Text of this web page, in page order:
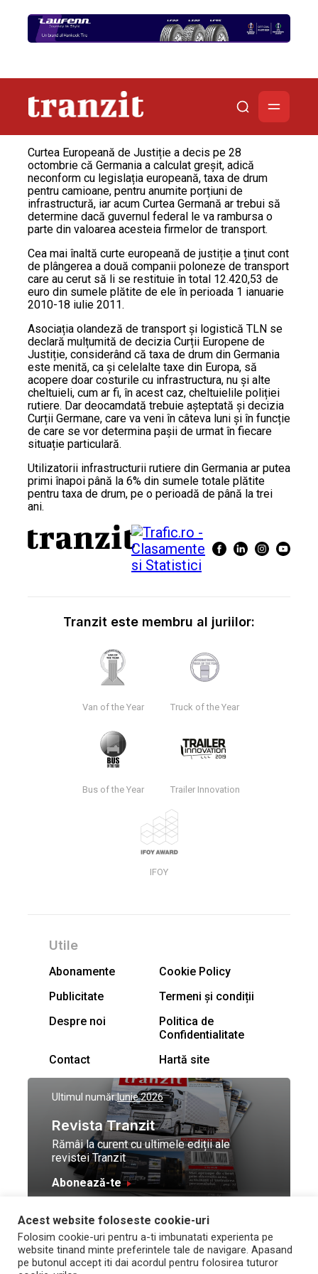
Curtea Europeană de Justiție a decis pe 28
octombrie că Germania a calculat greșit, adică
neconform cu legislația europeană, taxa de drum
pentru camioane, pentru anumite porțiuni de
infrastructură, iar acum Curtea Germană ar trebui să
determine dacă guvernul federal le va rambursa o
parte din valoarea acesteia firmelor de transport.
Cea mai înaltă curte europeană de justiție a ținut cont
de plângerea a două companii poloneze de transport
care au cerut să li se restituie în total 12.420,53 de
euro din sumele plătite de ele în perioada 1 ianuarie
2010-18 iulie 2011.
Asociația olandeză de transport și logistică TLN se
declară mulțumită de decizia Curții Europene de
Justiție, considerând că taxa de drum din Germania
este menită, ca și celelalte taxe din Europa, să
acopere doar costurile cu infrastructura, nu și alte
cheltuieli, cum ar fi, în acest caz, cheltuielile poliției
rutiere. Dar deocamdată trebuie așteptată și decizia
Curții Germane, care va veni în câteva luni și în funcție
de care se vor determina pașii de urmat în fiecare
situație particulară.
Utilizatorii infrastructurii rutiere din Germania ar putea
primi înapoi până la 6% din sumele totale plătite
pentru taxa de drum, pe o perioadă de până la trei
ani.
Tranzit este membru al juriilor:
Van of the Year Truck of the Year
Bus of the Year Trailer Innovation
IFOY
Utile
Abonamente
Cookie Policy
Publicitate
Termeni și condiții
Despre noi
Politica de
Confidentialitate
Contact
Hartă site
Ultimul număr:Iunie 2026
Revista Tranzit
Rămâi la curent cu ultimele ediții ale
revistei Tranzit
Abonează-te
© Toate drepturile
rezervate Trafic Media
2026
Design by
and development by Neo
Vision Technologies
Acest website foloseste cookie-uri
Folosim cookie-uri pentru a-ti imbunatati experienta pe
website tinand minte preferintele tale de navigare. Apasand
pe butonul accept iti dai acordul pentru folosirea tuturor